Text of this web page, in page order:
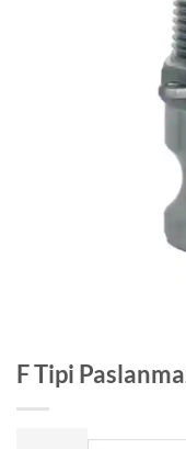
F Tipi